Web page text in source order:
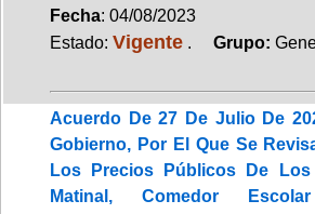
Fecha: 04/08/2023
Estado: Vigente . Grupo:
Acuerdo De 27 De Julio De
Gobierno, Por El Que Se
Los Precios Públicos De
Matinal, Comedor